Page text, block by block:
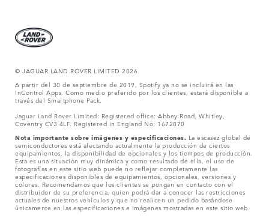
© JAGUAR LAND ROVER LIMITED 2026
A partir del 30 de septiembre de 2019, Spotify ya no se incluirá en las
InControl Apps. Como medio preferido por los clientes, estará disponible a
través del Smartphone Pack.
Jaguar Land Rover Limited: Registered office: Abbey Road, Whitley,
Coventry CV3 4LF. Registered in England No: 1672070
Nota importante sobre imágenes y especificaciones. La escasez global de
semiconductores está afectando actualmente la producción de ciertos
equipamientos, la disponibilidad de opcionales y los tiempos de producción.
Esta es una situación muy dinámica y como resultado de ella, el uso de
fotografías en este sitio web puede no reflejar completamente las
especificaciones disponibles de equipamientos, opcionales, versiones y
colores. Recomendamos que los clientes se pongan en contacto con el
distribuidor de su preferencia, quien podrá dar a conocer las restricciones
actuales de nuestros vehículos y que no realicen un pedido basándose
únicamente en las especificaciones e imágenes mostradas en este sitio web.